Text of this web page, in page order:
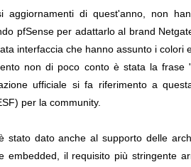
aggiornamenti di quest'anno, non
pfSense per adattarlo al brand
interfaccia che hanno assunto i colori
non di poco conto è stata la frase
ufficiale si fa riferimento a
per la community.
stato dato anche al supporto delle
embedded, il requisito più stringente